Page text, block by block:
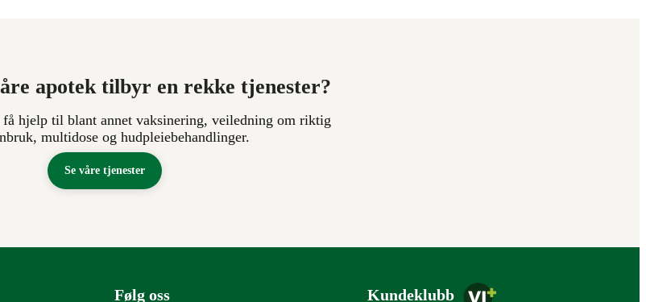
apotek tilbyr en rekke tjenester?
få hjelp til blant annet vaksinering, veiledning om riktig
multidose og hudpleiebehandlinger.
Se våre tjenester
Følg oss Kundeklubb